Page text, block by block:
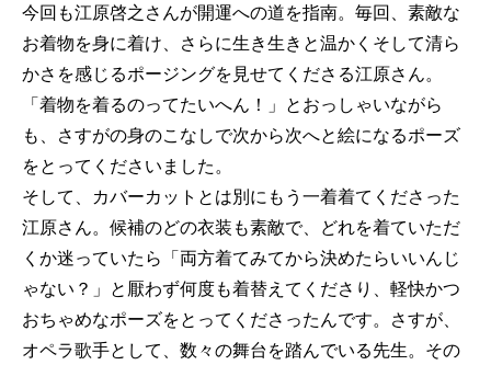
今回も江原啓之さんが開運への道を指南。毎回、素敵な
お着物を身に着け、さらに生き生きと温かくそして清ら
かさを感じるポージングを見せてくださる江原さん。
「着物を着るのってたいへん！」とおっしゃいながら
も、さすがの身のこなしで次から次へと絵になるポーズ
をとってくださいました。
そして、カバーカットとは別にもう一着着てくださった
江原さん。候補のどの衣装も素敵で、どれを着ていただ
くか迷っていたら「両方着てみてから決めたらいいんじ
ゃない？」と厭わず何度も着替えてくださり、軽快かつ
おちゃめなポーズをとってくださったんです。さすが、
オペラ歌手として、数々の舞台を踏んでいる先生。その